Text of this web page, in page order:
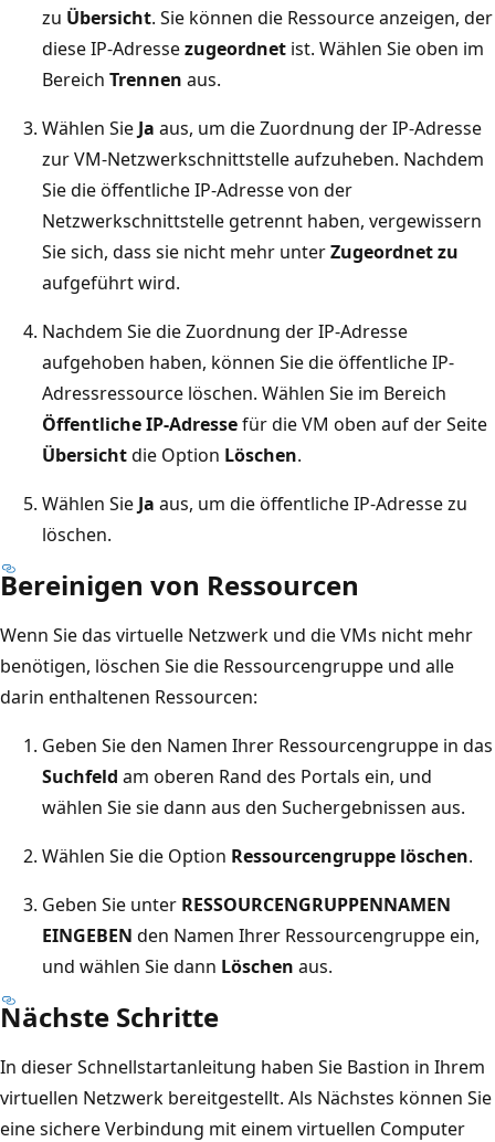
zu Übersicht. Sie können die Ressource anzeigen, der
diese IP-Adressezugeordnet ist. Wählen Sie oben im
Bereich Trennen aus.
Wählen Sie Ja aus, um die Zuordnung der IP-Adresse
zur VM-Netzwerkschnittstelle aufzuheben. Nachdem
Sie die öffentliche IP-Adresse von der
Netzwerkschnittstelle getrennt haben, vergewissern
Sie sich, dass sie nicht mehr unterZugeordnet zu
aufgeführt wird.
Nachdem Sie die Zuordnung der IP-Adresse
aufgehoben haben, können Sie die öffentliche IP-
Adressressource löschen. Wählen Sie im Bereich
Öffentliche IP-Adressefür die VM oben auf der Seite
Übersichtdie Option Löschen.
Wählen Sie Ja aus, um die öffentliche IP-Adresse zu
löschen.
Bereinigen von Ressourcen
Wenn Sie das virtuelle Netzwerk und die VMs nicht mehr
benötigen, löschen Sie die Ressourcengruppe und alle
darin enthaltenen Ressourcen:
Geben Sie den Namen Ihrer Ressourcengruppe in das
Suchfeld am oberen Rand des Portals ein, und
wählen Sie sie dann aus den Suchergebnissen aus.
Wählen Sie die Option Ressourcengruppe löschen.
Geben Sie unter RESSOURCENGRUPPENNAMEN
EINGEBEN den Namen Ihrer Ressourcengruppe ein,
und wählen Sie dann Löschen aus.
Nächste Schritte
In dieser Schnellstartanleitung haben Sie Bastion in Ihrem
virtuellen Netzwerk bereitgestellt. Als Nächstes können Sie
eine sichere Verbindung mit einem virtuellen Computer